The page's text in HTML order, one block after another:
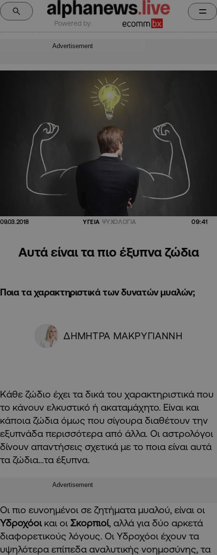
Powered by:
Advertisement
09.03.2018 ΥΓΕΙΑ ΨΥΧΟΛΟΓΙΑ 09:41
Αυτά είναι τα πιο έξυπνα ζώδια
Ποια τα χαρακτηριστικά των δυνατών μυαλών;
ΔΗΜΗΤΡΑ ΜΑΚΡΥΓΙΑΝΝΗ
Κάθε ζώδιο έχει τα δικά του χαρακτηριστικά που
το κάνουν ελκυστικό ή ακαταμάχητο. Είναι και
κάποια ζώδια όμως που σίγουρα διαθέτουν την
εξυπνάδα περισσότερα από άλλα. Οι αστρολόγοι
δίνουν απαντήσεις σχετικά με το ποια είναι αυτά
τα ζώδια…τα έξυπνα.
Advertisement
Οι πιο ευνοημένοι σε ζητήματα μυαλού, είναι οι
Υδροχόοι και οι Σκορπιοί, αλλά για δύο αρκετά
διαφορετικούς λόγους. Οι Υδροχόοι έχουν τα
υψηλότερα επίπεδα αναλυτικής νοημοσύνης, τα